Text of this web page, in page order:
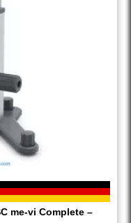
me-vi Complete –